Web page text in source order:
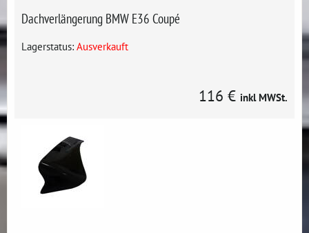
Dachverlängerung BMW E36 Coupé
Lagerstatus: Ausverkauft
116 € inkl MWSt.